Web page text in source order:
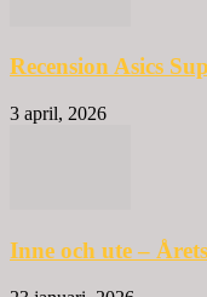
Recension Asics
3 april, 2026
Inne och ute –